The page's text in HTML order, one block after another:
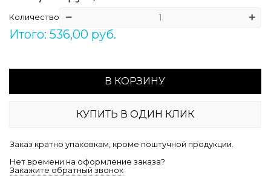
Количество
Итого: 536,00 руб.
В КОРЗИНУ
КУПИТЬ В ОДИН КЛИК
Заказ кратно упаковкам, кроме поштучной продукции.
Нет времени на оформление заказа?
Закажите обратный звонок